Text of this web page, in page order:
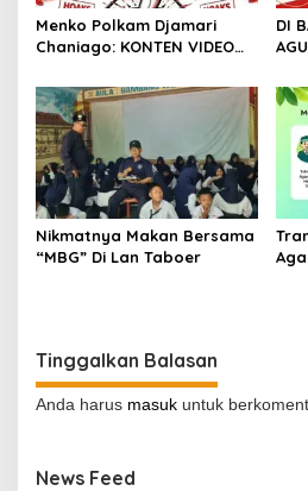
Menko Polkam Djamari
Chaniago: KONTEN VIDEO
ADALAH HOAKS
DI BALIK
Nikmatnya Makan Bersama
“MBG” Di Lan Taboer
Tinggalkan Balasan
Anda harus masuk untuk
News Feed